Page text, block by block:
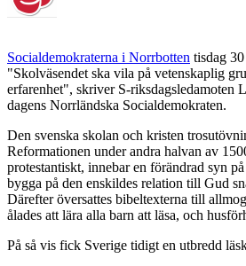
Socialdemokraterna i Norrbotten tisdag
"Skolväsendet ska vila på vetenskaplig
erfarenhet", skriver S-riksdagsledamoten
dagens Norrländska Socialdemokraten.
Den svenska skolan och kristen
Reformationen under andra halvan av
protestantiskt, innebar en förändrad syn
bygga på den enskildes relation till Gud
Därefter översattes bibeltexterna till
ålades att lära alla barn att läsa, och
På så vis fick Sverige tidigt en utbredd